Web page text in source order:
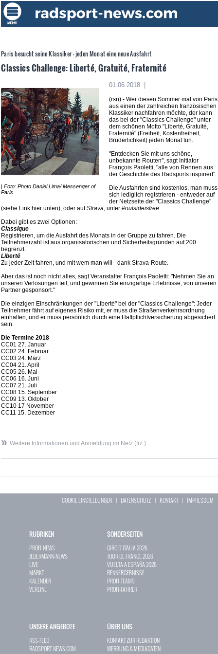
Paris besucht seine Klassiker - jeden Monat eine neue Ausfahrt
Classics Challenge: Liberté, Gratuité, Fraternité
| Foto: Photo Daniel Lima/ Messenger of
Paris
01.06.2018 |
(rsn) - Wer diesen Sommer mal von Paris
aus einen der zahlreichen französischen
Klassiker nachfahren möchte, der kann
das bei der "Classics Challenge" unter
dem schönen Motto "Liberté, Gratuité,
Fraternité" (Freiheit, Kostenfreiheit,
Brüderlichkeit) jeden Monat tun.
"Entdecken Sie mit uns schöne,
unbekannte Routen", sagt Initiator
François Paoletti, "alle von Rennen aus
der Geschichte des Radsports inspiriert".
Die Ausfahrten sind kostenlos, man muss
sich lediglich registrieren - entweder auf
der Netzseite der "Classics Challenge"
(siehe Link hier unten), oder aufStrava, unter #outsideisfree
Dabei gibt es zwei Optionen:
Classique
Registrieren, um die Ausfahrt des Monats in der Gruppe zu fahren. Die
Teilnehmerzahl ist aus organisatorischen und Sicherheitsgründen auf 200
begrenzt.
Liberté
Zu jeder Zeit fahren, und mit wem man will - dank Strava-Route.
Aber das ist noch nicht alles, sagt Veranstalter François Paoletti: "Nehmen Sie an
unseren Verlosungen teil, und gewinnen Sie einzigartige Erlebnisse, von unseren
Partner gesponsort."
Die einzigen Einschränkungen der "Liberté" bei der "Classics Challenge": Jeder
Teilnehmer fährt auf eigenes Risiko mit, er muss die Straßenverkehrsordnung
einhalten, und er muss persönlich durch eine Haftpflichtversicherung abgesichert
sein.
Die Termine 2018
CC01 27. Januar
CC02 24. Februar
CC03 24. März
CC04 21. April
CC05 26. Mai
CC06 16. Juni
CC07 21. Juli
CC08 15. September
CC09 13. Oktober
CC10 17 November
CC11 15. Dezember
Weitere Informationen und Anmeldung im Netz (frz.)
COOKIE EINSTELLUNGEN | DATENSCHUTZ | KONTAKT| IMPRESSUM
RUBRIKEN
PROFI-NEWS
JEDERMANN-NEWS
LIVE
MARKT
KALENDER
VEREINE
SONDERSEITEN
GIRO D`ITALIA 2026
TOUR DE FRANCE 2026
VUELTA A ESPAÑA 2026
RENNERGEBNISSE
PROFI-TEAMS
PROFI-FAHRER
UNSERE ANGEBOTE
RSS-FEED
RADSPORT-NEWS.COM
ÜBER UNS
KONTAKT ZUR REDAKTION
WERBUNG & MEDIADATEN